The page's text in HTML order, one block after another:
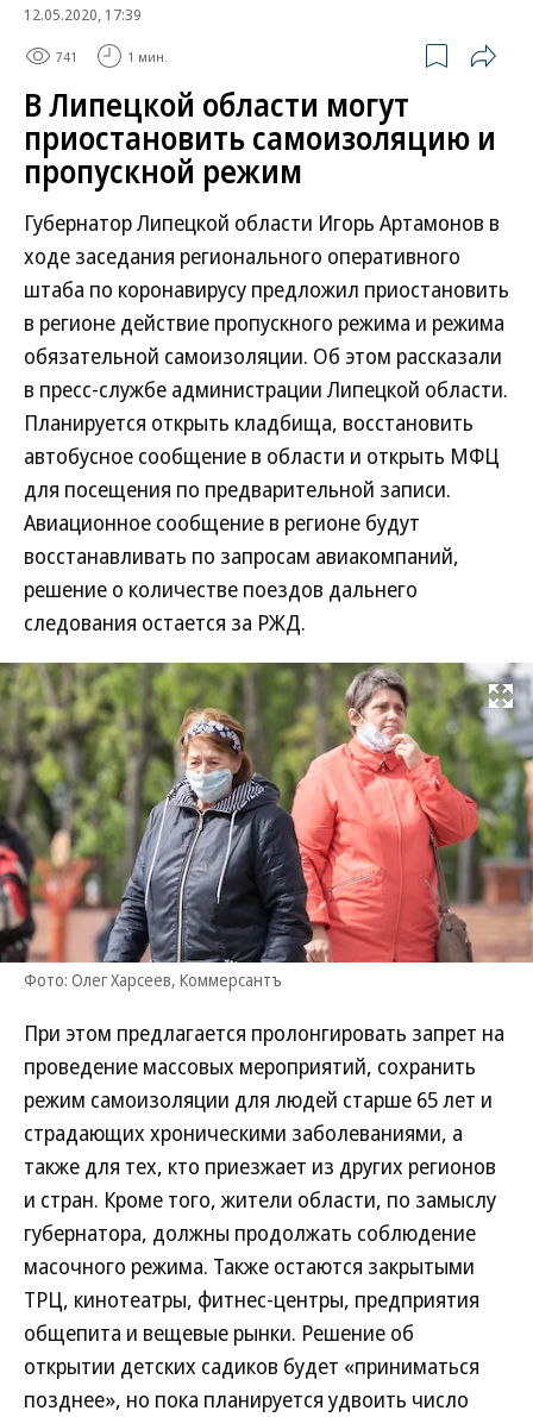
12.05.2020, 17:39
741 1 мин.
В Липецкой области могут
приостановить самоизоляцию и
пропускной режим
Губернатор Липецкой области Игорь Артамонов в
ходе заседания регионального оперативного
штаба по коронавирусу предложил приостановить
в регионе действие пропускного режима и режима
обязательной самоизоляции. Об этом рассказали
в пресс-службе администрации Липецкой области.
Планируется открыть кладбища, восстановить
автобусное сообщение в области и открыть МФЦ
для посещения по предварительной записи.
Авиационное сообщение в регионе будут
восстанавливать по запросам авиакомпаний,
решение о количестве поездов дальнего
следования остается за РЖД.
Развернуть
Фото: Олег Харсеев, Коммерсантъ
При этом предлагается пролонгировать запрет на
проведение массовых мероприятий, сохранить
режим самоизоляции для людей старше 65 лет и
страдающих хроническими заболеваниями, а
также для тех, кто приезжает из других регионов
и стран. Кроме того, жители области, по замыслу
губернатора, должны продолжать соблюдение
масочного режима. Также остаются закрытыми
ТРЦ, кинотеатры, фитнес-центры, предприятия
общепита и вещевые рынки. Решение об
открытии детских садиков будет «приниматься
позднее», но пока планируется удвоить число